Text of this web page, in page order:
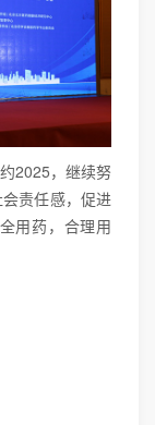
2025，继续努
责任感，促进
用药，合理用